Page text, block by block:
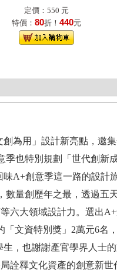
定價：550 元
特價： 80折！ 440元
為用」設計新亮點，邀
也特別規劃「世代創新
A+創意季這一路的設計
數量創歷年之最，透過五
六大領域設計力。選出
文資特別獎」2萬元6名
，也謝謝產官學界人士
詮釋文化資產的創意新世